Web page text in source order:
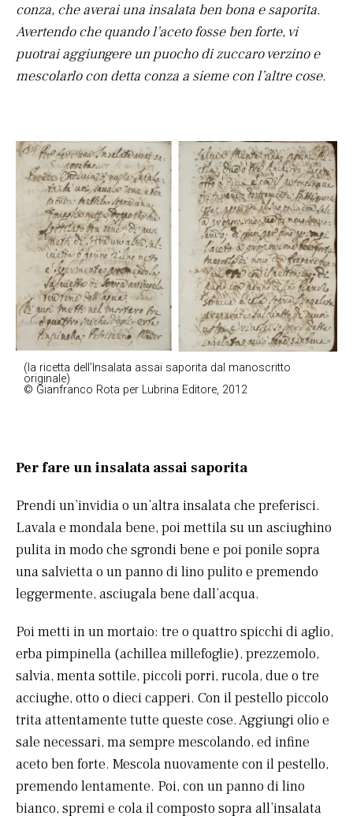
conza, che averai una insalata ben bona e saporita.
Avertendo che quando l’aceto fosse ben forte, vi
puotrai aggiungere un puocho di zuccaro verzino e
mescolarlo con detta conza a sieme con l’altre cose.
(la ricetta dell’Insalata assai saporita dal manoscritto
originale)
© Gianfranco Rota per Lubrina Editore, 2012
Per fare un insalata assai saporita
Prendi un’invidia o un’altra insalata che preferisci.
Lavala e mondala bene, poi mettila su un asciughino
pulita in modo che sgrondi bene e poi ponile sopra
una salvietta o un panno di lino pulito e premendo
leggermente, asciugala bene dall’acqua.
Poi metti in un mortaio: tre o quattro spicchi di aglio,
erba pimpinella (achillea millefoglie), prezzemolo,
salvia, menta sottile, piccoli porri, rucola, due o tre
acciughe, otto o dieci capperi. Con il pestello piccolo
trita attentamente tutte queste cose. Aggiungi olio e
sale necessari, ma sempre mescolando, ed infine
aceto ben forte. Mescola nuovamente con il pestello,
premendo lentamente. Poi, con un panno di lino
bianco, spremi e cola il composto sopra all’insalata